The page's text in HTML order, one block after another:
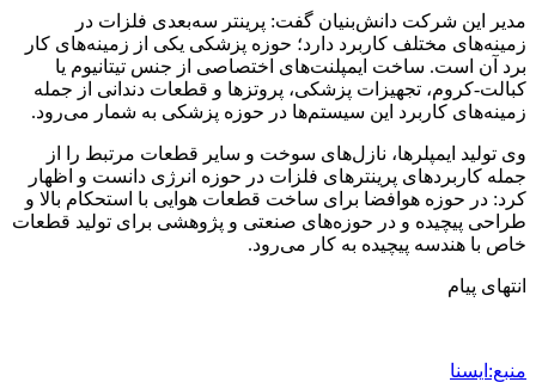
مدیر این شرکت دانش‌بنیان گفت: پرینتر سه‌بعدی فلزات در
زمینه‌های مختلف کاربرد دارد؛ حوزه پزشکی یکی از زمینه‌های کار
برد آن است. ساخت ایمپلنت‌های اختصاصی از جنس تیتانیوم یا
کبالت-کروم، تجهیزات پزشکی، پروتزها و قطعات دندانی از جمله
زمینه‌های کاربرد این سیستم‌ها در حوزه پزشکی به شمار می‌رود.
وی تولید ایمپلرها، نازل‌های سوخت و سایر قطعات مرتبط را از
جمله کاربردهای پرینترهای فلزات در حوزه انرژی دانست و اظهار
کرد: در حوزه هوافضا برای ساخت قطعات هوایی با استحکام بالا و
طراحی پیچیده و در حوزه‌های صنعتی و پژوهشی برای تولید قطعات
خاص با هندسه پیچیده به کار می‌رود.
انتهای پیام
منبع:ایسنا